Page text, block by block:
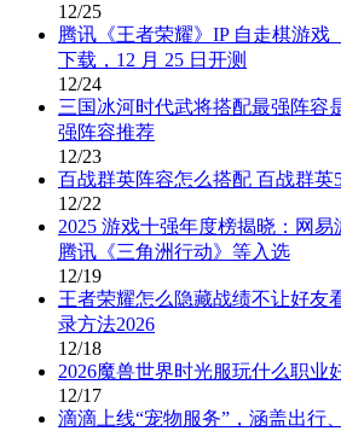
12/25
腾讯《王者荣耀》IP 自走棋游戏
下载，12 月 25 日开测
12/24
三国冰河时代武将搭配最强阵容
强阵容推荐
12/23
百战群英阵容怎么搭配 百战群英
12/22
2025 游戏十强年度榜揭晓：网易
腾讯《三角洲行动》等入选
12/19
王者荣耀怎么隐藏战绩不让好友
录方法2026
12/18
2026魔兽世界时光服玩什么职业
12/17
滴滴上线“宠物服务”，涵盖出行